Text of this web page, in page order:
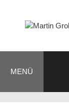
springen
MENÜ